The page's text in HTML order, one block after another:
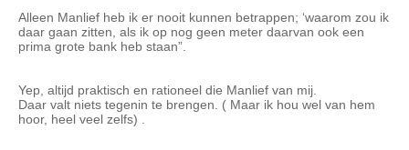
Alleen Manlief heb ik er nooit kunnen betrappen; ‘waarom zou ik
daar gaan zitten, als ik op nog geen meter daarvan ook een
prima grote bank heb staan”.
Yep, altijd praktisch en rationeel die Manlief van mij.
Daar valt niets tegenin te brengen. ( Maar ik hou wel van hem
hoor, heel veel zelfs) .